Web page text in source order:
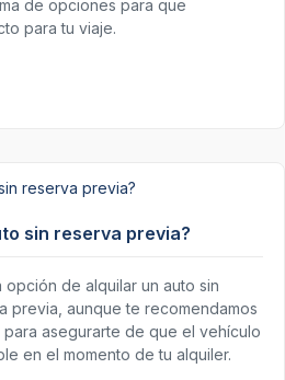
de opciones para que
para tu viaje.
sin reserva previa?
opción de alquilar un auto sin
previa, aunque te recomendamos
asegurarte de que el vehículo
en el momento de tu alquiler.